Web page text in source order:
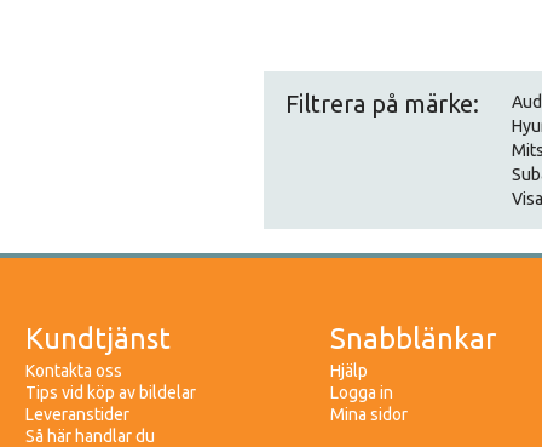
Filtrera på märke:
Kundtjänst
Kontakta oss
Tips vid köp av bildelar
Leveranstider
Så här handlar du
Snabblänkar
Hjälp
Logga in
Mina sidor